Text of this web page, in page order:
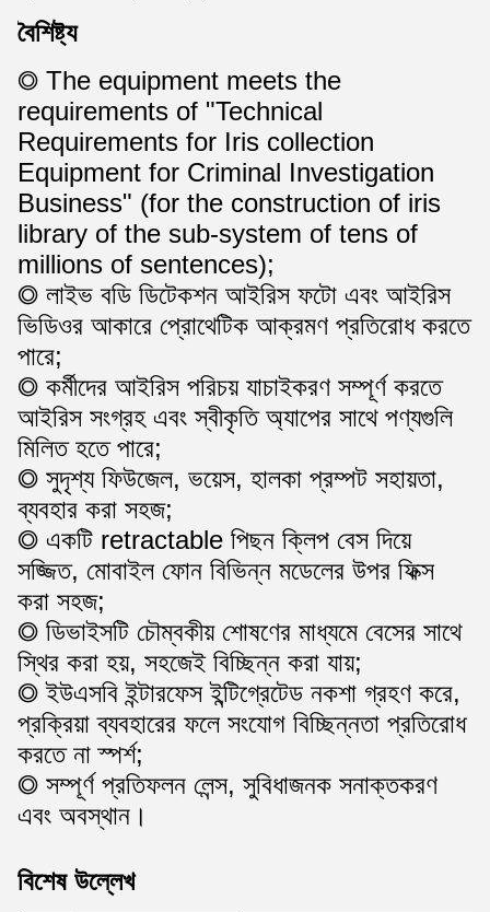
বৈশিষ্ট্য
◎ The equipment meets the
requirements of "Technical
Requirements for Iris collection
Equipment for Criminal Investigation
Business" (for the construction of iris
library of the sub-system of tens of
millions of sentences);
◎ লাইভ বডি ডিটেকশন আইরিস ফটো এবং আইরিস
ভিডিওর আকারে প্রোথেটিক আক্রমণ প্রতিরোধ করতে
পারে;
◎ কর্মীদের আইরিস পরিচয় যাচাইকরণ সম্পূর্ণ করতে
আইরিস সংগ্রহ এবং স্বীকৃতি অ্যাপের সাথে পণ্যগুলি
মিলিত হতে পারে;
◎ সুদৃশ্য ফিউজেল, ভয়েস, হালকা প্রম্পট সহায়তা,
ব্যবহার করা সহজ;
◎ একটি retractable পিছন ক্লিপ বেস দিয়ে
সজ্জিত, মোবাইল ফোন বিভিন্ন মডেলের উপর ফিক্স
করা সহজ;
◎ ডিভাইসটি চৌম্বকীয় শোষণের মাধ্যমে বেসের সাথে
স্থির করা হয়, সহজেই বিচ্ছিন্ন করা যায়;
◎ ইউএসবি ইন্টারফেস ইন্টিগ্রেটেড নকশা গ্রহণ করে,
প্রক্রিয়া ব্যবহারের ফলে সংযোগ বিচ্ছিন্নতা প্রতিরোধ
করতে না স্পর্শ;
◎ সম্পূর্ণ প্রতিফলন লেন্স, সুবিধাজনক সনাক্তকরণ
এবং অবস্থান।
বিশেষ উল্লেখ